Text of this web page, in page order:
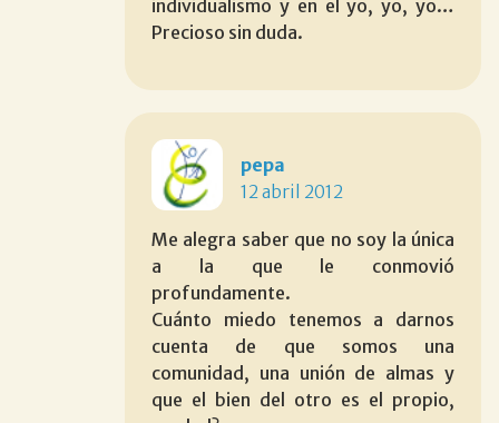
individualismo y en el yo, yo, yo…
Precioso sin duda.
pepa
12 abril 2012
Me alegra saber que no soy la única
a la que le conmovió
profundamente.
Cuánto miedo tenemos a darnos
cuenta de que somos una
comunidad, una unión de almas y
que el bien del otro es el propio,